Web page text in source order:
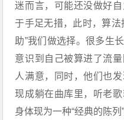
迷而言，可能还没做好
于手足无措，此时，算法
助”我们做选择。很多生
意识到自己被算进了流
人满意，同时，他们也
现成躺在曲库里，听老
身体现为一种“经典的陈列”